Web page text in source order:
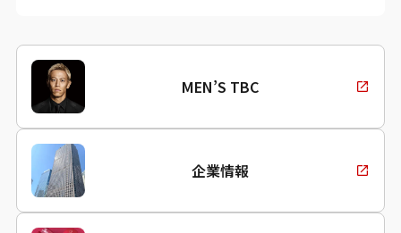
MEN’S TBC
企業情報